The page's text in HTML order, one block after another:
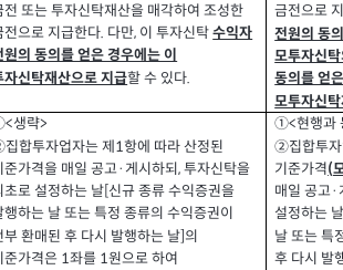
전 또는 투자신탁재산을 매각하여 조성한
전으로 지급한다. 다만, 이 투자신탁수익자
원의 동의를 얻은 경우에는 이
자신탁재산으로 지급할 수 있다.
금전으로
전원의 동
모투자신
동의를 얻
모투자신
<생략>
집합투자업자는 제 1항에 따라 산정된
준가격을 매일 공고· 게시하되,투자신탁을
초로 설정하는 날[신규 종류 수익증권을
행하는 날 또는 특정 종류의 수익증권이
부 환매된 후 다시 발행하는 날 의
준가격은 1좌를 1원으로 하여
①<현행과
②집합투
기준가격(
매일 공고·
설정하는
날 또는 특
후 다시 발